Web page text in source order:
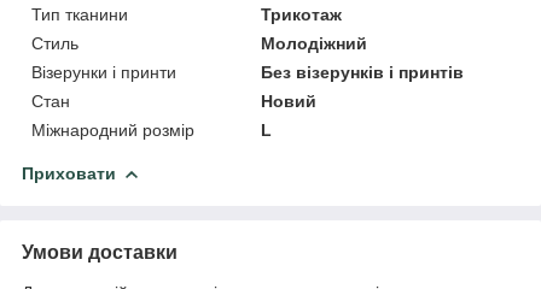
Тип тканини
Трикотаж
Стиль
Молодіжний
Візерунки і принти
Без візерунків і принтів
Стан
Новий
Міжнародний розмір
L
Приховати
Умови доставки